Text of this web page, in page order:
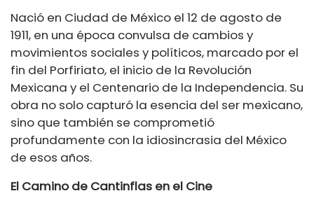
Nació en Ciudad de México el 12 de agosto de
1911, en una época convulsa de cambios y
movimientos sociales y políticos, marcado por el
fin del Porfiriato, el inicio de la Revolución
Mexicana y el Centenario de la Independencia. Su
obra no solo capturó la esencia del ser mexicano,
sino que también se comprometió
profundamente con la idiosincrasia del México
de esos años.
El Camino de Cantinflas en el Cine